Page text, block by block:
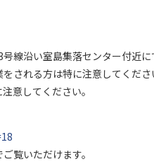
線沿い室島集落センター付近
される方は特に注意してくださ
意してください。
覧いただけます。